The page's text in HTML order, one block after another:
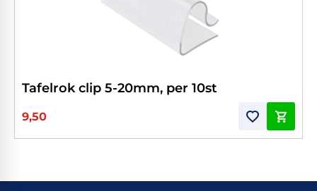
Tafelrok clip 5-20mm, per 10st
9,50